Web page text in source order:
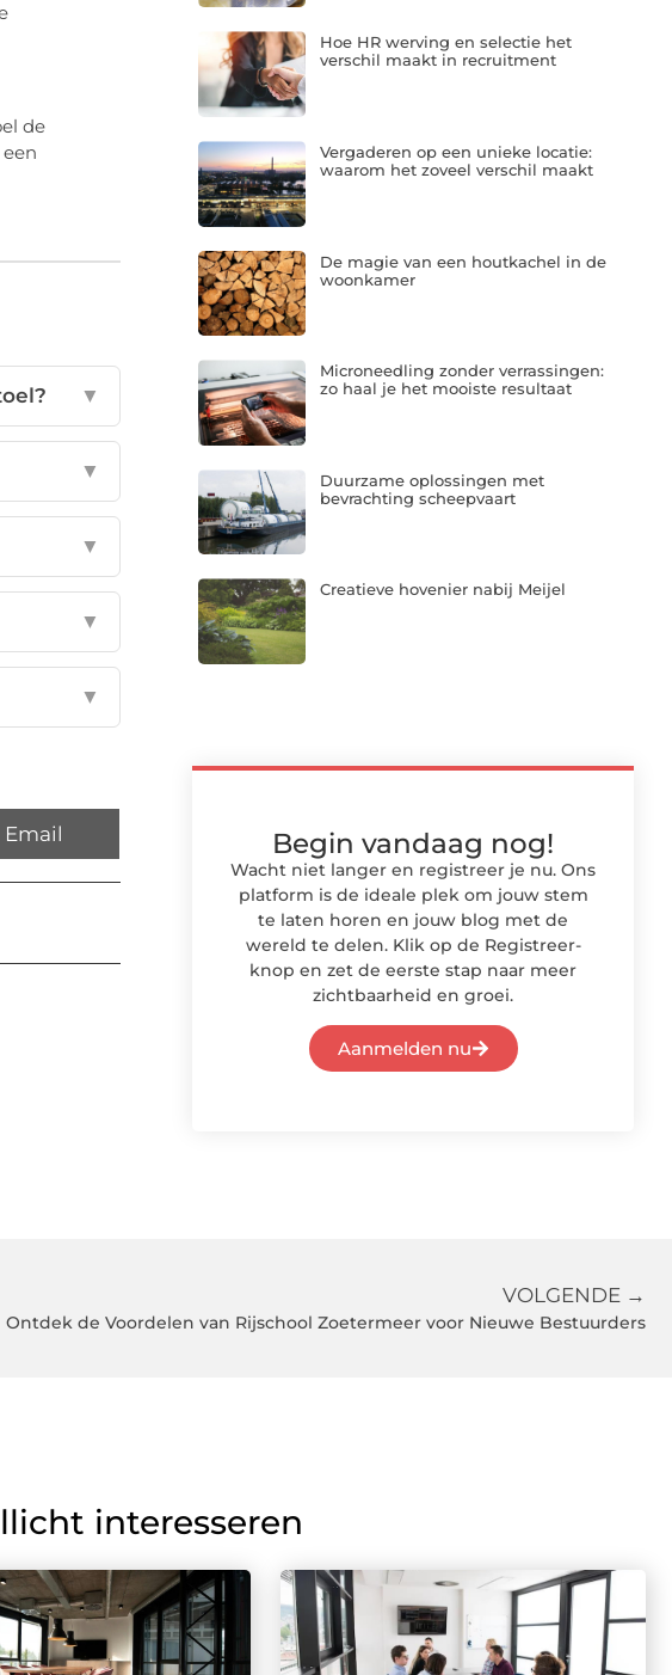
de
▼
▼
▼
▼
▼
Email
Hoe HR werving en selectie het
verschil maakt in recruitment
Vergaderen op een unieke locatie:
waarom het zoveel verschil maakt
De magie van een houtkachel in de
woonkamer
Microneedling zonder verrassingen:
zo haal je het mooiste resultaat
Duurzame oplossingen met
bevrachting scheepvaart
Creatieve hovenier nabij Meijel
Begin vandaag nog!
Wacht niet langer en registreer je nu. Ons
platform is de ideale plek om jouw stem
te laten horen en jouw blog met de
wereld te delen. Klik op de Registreer-
knop en zet de eerste stap naar meer
zichtbaarheid en groei.
Aanmelden nu
VOLGENDE →
Ontdek de Voordelen van Rijschool Zoetermeer voor Nieuwe Bestuurders
interesseren